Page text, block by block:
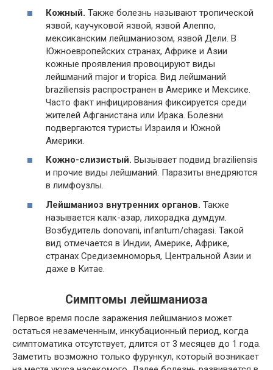
Кожный. Также болезнь называют тропической
язвой, каучуковой язвой, язвой Алеппо,
мексиканским лейшманиозом, язвой Дели. В
Южноевропейских странах, Африке и Азии
кожные проявления провоцируют виды
лейшманий major и tropica. Вид лейшманий
braziliensis распространен в Америке и Мексике.
Часто факт инфицирования фиксируется среди
жителей Афганистана или Ирака. Болезни
подвергаются туристы Израиля и Южной
Америки.
Кожно-слизистый. Вызывает подвид braziliensis
и прочие виды лейшманий. Паразиты внедряются
в лимфоузлы.
Лейшманиоз внутренних органов. Также
называется калк-азар, лихорадка думдум.
Возбудитель donovani, infantum/chagasi. Такой
вид отмечается в Индии, Америке, Африке,
странах Средиземноморья, Центральной Азии и
даже в Китае.
Симптомы лейшманиоза
Первое время после заражения лейшманиоз может
остаться незамеченным, инкубационный период, когда
симптоматика отсутствует, длится от 3 месяцев до 1 года.
Заметить возможно только фурункул, который возникает